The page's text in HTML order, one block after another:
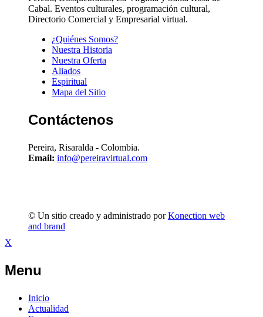
Cabal. Eventos culturales, programación cultural,
Directorio Comercial y Empresarial virtual.
¿Quiénes Somos?
Nuestra Historia
Nuestra Oferta
Aliados
Espiritual
Mapa del Sitio
Contáctenos
Pereira, Risaralda - Colombia.
Email: info@pereiravirtual.com
© Un sitio creado y administrado porKonection web
and brand
X
Menu
Inicio
Actualidad